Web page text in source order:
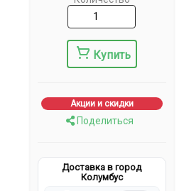
Купить
Акции и скидки
Поделиться
Доставка в город
Колумбус